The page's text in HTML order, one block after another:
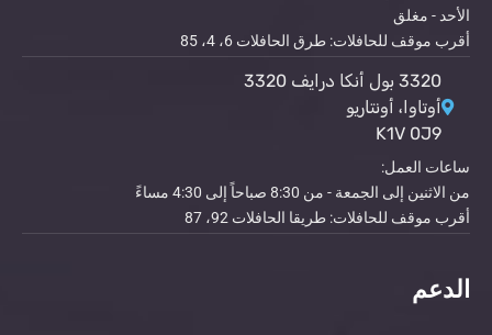
الأحد - مغلق
أقرب موقف للحافلات: طرق الحافلات 6، 4، 85
3320 بول أنكا درايف 3320
أوتاوا، أونتاريو
K1V 0J9
ساعات العمل:
من الاثنين إلى الجمعة - من 8:30 صباحاً إلى 4:30 مساءً
أقرب موقف للحافلات: طريقا الحافلات 92، 87
الدعم